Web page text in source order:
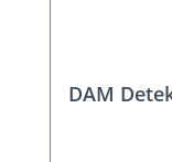
DAM